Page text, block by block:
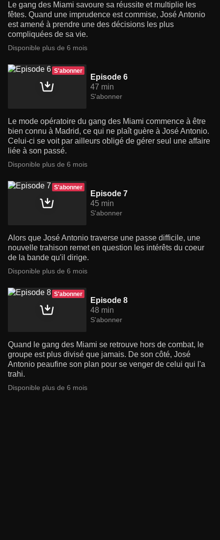
Le gang des Miami savoure sa réussite et multiplie les
fêtes. Quand une imprudence est commise, José Antonio
est amené à prendre une des décisions les plus
compliquées de sa vie.
Disponible plus de 6 mois
S'abonner
Episode 6
47 min
S'abonner
Le mode opératoire du gang des Miami commence à être
bien connu à Madrid, ce qui ne plaît guère à José Antonio.
Celui-ci se voit par ailleurs obligé de gérer seul une affaire
liée à son passé.
Disponible plus de 6 mois
S'abonner
Episode 7
45 min
S'abonner
Alors que José Antonio traverse une passe difficile, une
nouvelle trahison remet en question les intérêts du coeur
de la bande qu'il dirige.
Disponible plus de 6 mois
S'abonner
Episode 8
48 min
S'abonner
Quand le gang des Miami se retrouve hors de combat, le
groupe est plus divisé que jamais. De son côté, José
Antonio peaufine son plan pour se venger de celui qui l'a
trahi.
Disponible plus de 6 mois